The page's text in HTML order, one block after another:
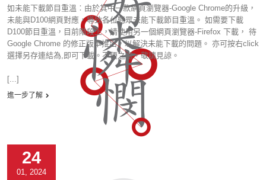
如未能下載節目重溫︰由於其中一款網頁瀏覽器-Google Chrome的升級，
未能與D100網頁對應，導致各位聽眾未能下載節目重溫。 如需要下載
D100節目重溫，目前階段上，請使用另一個網頁瀏覽器-Firefox 下載， 待
Google Chrome 的修正版本推出，以解決未能下載的問題。 亦可按右click
選擇另存連結為,即可下載。不便之處，敬請見諒。
[...]
進一步了解
24
01, 2024